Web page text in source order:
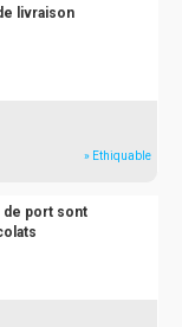
livraison
» Ethiquable
de port sont